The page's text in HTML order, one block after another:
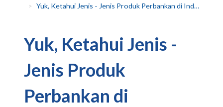
Yuk, Ketahui Jenis - Jenis Produk Perbankan di Indonesia
Yuk, Ketahui Jenis -
Jenis Produk
Perbankan di